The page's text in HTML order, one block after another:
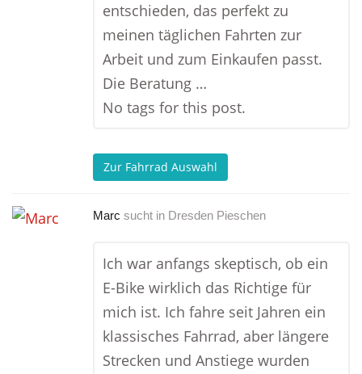
entschieden, das perfekt zu
meinen täglichen Fahrten zur
Arbeit und zum Einkaufen passt.
Die Beratung …
No tags for this post.
Zur Fahrrad Auswahl
Marc sucht in Dresden Pieschen
Ich war anfangs skeptisch, ob ein
E-Bike wirklich das Richtige für
mich ist. Ich fahre seit Jahren ein
klassisches Fahrrad, aber längere
Strecken und Anstiege wurden